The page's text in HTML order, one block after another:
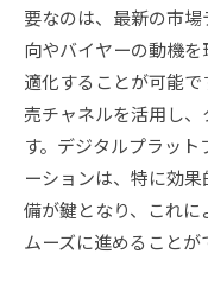
要なのは、最新の市
向やバイヤーの動機
適化することが可能
売チャネルを活用し
す。デジタルプラッ
ーションは、特に効
備が鍵となり、これ
ムーズに進めることが